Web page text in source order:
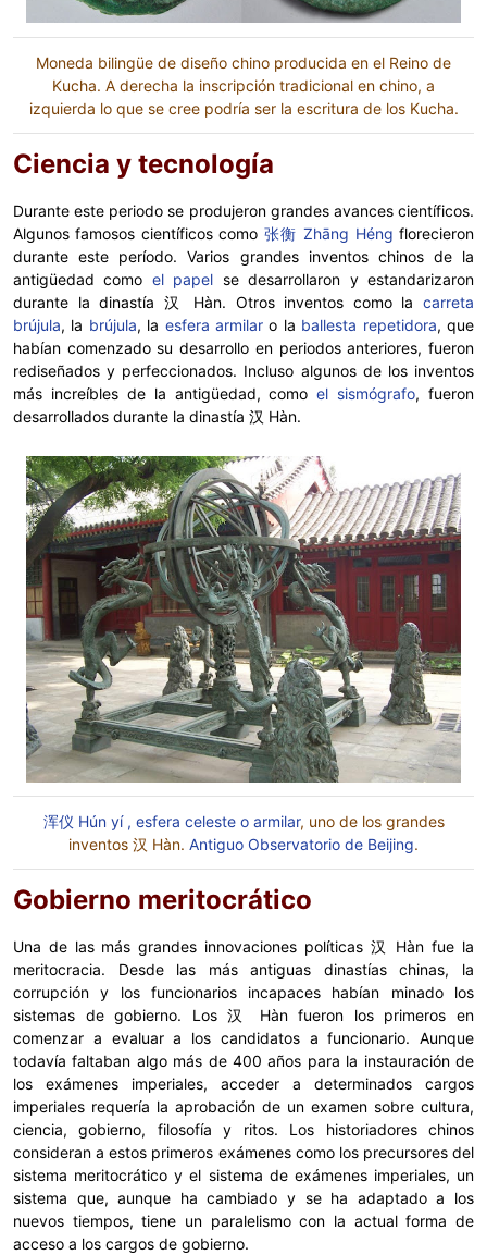
Moneda bilingüe de diseño chino producida en el Reino de
Kucha. A derecha la inscripción tradicional en chino, a
izquierda lo que se cree podría ser la escritura de los Kucha.
Ciencia y tecnología
Durante este periodo se produjeron grandes avances científicos.
Algunos famosos científicos como 张衡 Zhāng Héng florecieron
durante este período. Varios grandes inventos chinos de la
antigüedad como el papel se desarrollaron y estandarizaron
durante la dinastía 汉 Hàn. Otros inventos como la carreta
brújula, la brújula, la esfera armilaro la ballesta repetidora, que
habían comenzado su desarrollo en periodos anteriores, fueron
rediseñados y perfeccionados. Incluso algunos de los inventos
más increíbles de la antigüedad, comoel sismógrafo, fueron
desarrollados durante la dinastía 汉 Hàn.
浑仪 Hún yí , esfera celeste o armilar, uno de los grandes
inventos 汉 Hàn. Antiguo Observatorio de Beijing.
Gobierno meritocrático
Una de las más grandes innovaciones políticas 汉 Hàn fue la
meritocracia. Desde las más antiguas dinastías chinas, la
corrupción y los funcionarios incapaces habían minado los
sistemas de gobierno. Los 汉 Hàn fueron los primeros en
comenzar a evaluar a los candidatos a funcionario. Aunque
todavía faltaban algo más de 400 años para la instauración de
los exámenes imperiales, acceder a determinados cargos
imperiales requería la aprobación de un examen sobre cultura,
ciencia, gobierno, filosofía y ritos. Los historiadores chinos
consideran a estos primeros exámenes como los precursores del
sistema meritocrático y el sistema de exámenes imperiales, un
sistema que, aunque ha cambiado y se ha adaptado a los
nuevos tiempos, tiene un paralelismo con la actual forma de
acceso a los cargos de gobierno.